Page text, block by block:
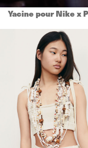
Yacine pour Nike x